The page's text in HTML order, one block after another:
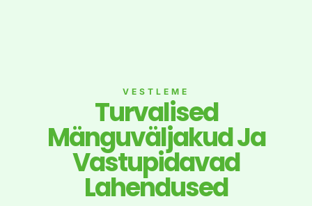
VESTLEME
Turvalised
Mänguväljakud Ja
Vastupidavad
Lahendused